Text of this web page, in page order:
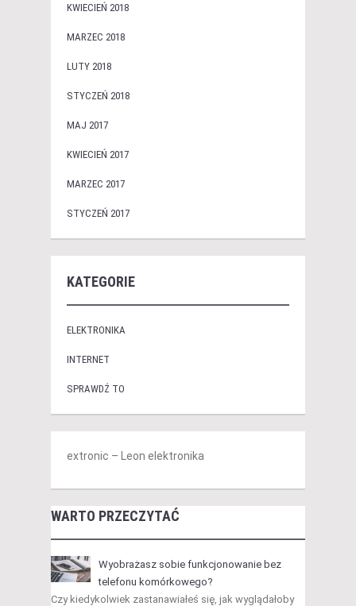
KWIECIEŃ 2018
MARZEC 2018
LUTY 2018
STYCZEŃ 2018
MAJ 2017
KWIECIEŃ 2017
MARZEC 2017
STYCZEŃ 2017
KATEGORIE
ELEKTRONIKA
INTERNET
SPRAWDŹ TO
extronic – Leon elektronika
WARTO PRZECZYTAĆ
Wyobrażasz sobie funkcjonowanie bez
telefonu komórkowego?
Czy kiedykolwiek zastanawiałeś się, jak wyglądałoby